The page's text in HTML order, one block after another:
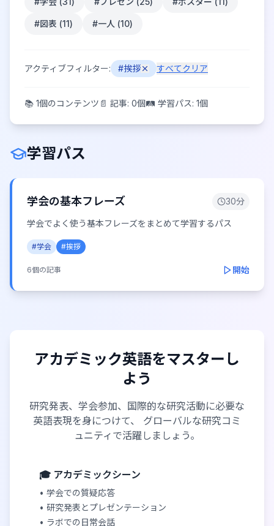
#図表 (11) #一人 (10)
アクティブフィルター: #挨拶 すべてクリア
📚 1個のコンテンツ 📄 記事: 0個🛤️ 学習パス: 1個
学習パス
学会の基本フレーズ 30分
学会でよく使う基本フレーズをまとめて学習するパス
#学会 #挨拶
6個の記事 開始
アカデミック英語をマスターし
よう
研究発表、学会参加、国際的な研究活動に必要な
英語表現を身につけて、 グローバルな研究コミ
ュニティで活躍しましょう。
🎓 アカデミックシーン
• 学会での質疑応答
• 研究発表とプレゼンテーション
• ラボでの日常会話